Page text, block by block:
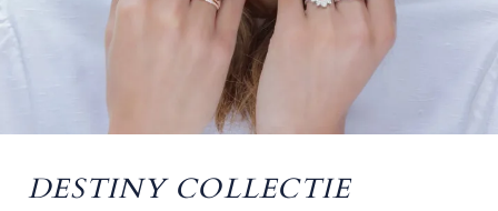
DESTINY COLLECTIE